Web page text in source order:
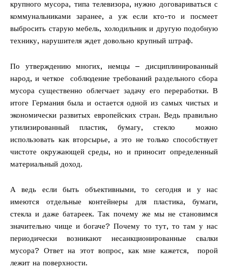
крупного мусора, типа телевизора, нужно договариваться с
коммунальниками заранее, а уж если кто-то и посмеет
выбросить старую мебель, холодильник и другую подобную
технику, нарушителя ждет довольно крупный штраф.
По утверждению многих, немцы – дисциплинированный
народ, и четкое соблюдение требований раздельного сбора
мусора существенно облегчает задачу его переработки. В
итоге Германия была и остается одной из самых чистых и
экономически развитых европейских стран. Ведь правильно
утилизированный пластик, бумагу, стекло можно
использовать как вторсырье, а это не только способствует
чистоте окружающей среды, но и приносит определенный
материальный доход.
А ведь если быть объективными, то сегодня и у нас
имеются отдельные контейнеры для пластика, бумаги,
стекла и даже батареек. Так почему же мы не становимся
значительно чище и богаче? Почему то тут, то там у нас
периодически возникают несанкционированные свалки
мусора? Ответ на этот вопрос, как мне кажется, порой
лежит на поверхности.